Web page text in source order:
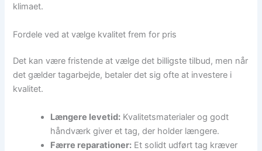
klimaet.
Fordele ved at vælge kvalitet frem for pris
Det kan være fristende at vælge det billigste tilbud, men når
det gælder tagarbejde, betaler det sig ofte at investere i
kvalitet.
Længere levetid: Kvalitetsmaterialer og godt
håndværk giver et tag, der holder længere.
Færre reparationer: Et solidt udført tag kræver